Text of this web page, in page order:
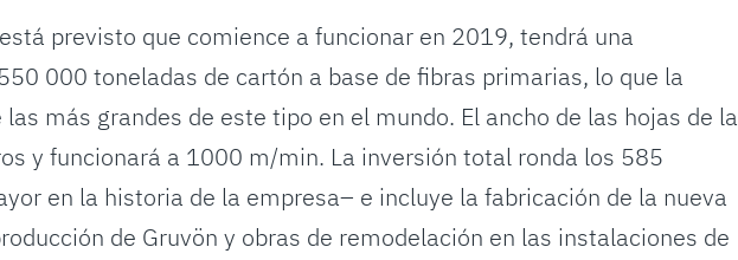
previsto que comience a funcionar en 2019, tendrá una
000 toneladas de cartón a base de fibras primarias, lo que la
más grandes de este tipo en el mundo. El ancho de las hojas de la
y funcionará a 1000 m/min. La inversión total ronda los 585
en la historia de la empresa– e incluye la fabricación de la nueva
de Gruvön y obras de remodelación en las instalaciones de